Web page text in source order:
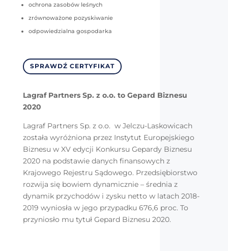
ochrona zasobów leśnych
zrównoważone pozyskiwanie
odpowiedzialna gospodarka
SPRAWDŹ CERTYFIKAT
Lagraf Partners Sp. z o.o. to Gepard Biznesu
2020
Lagraf Partners Sp. z o.o. w Jelczu-Laskowicach
została wyróżniona przez Instytut Europejskiego
Biznesu w XV edycji Konkursu Gepardy Biznesu
2020 na podstawie danych finansowych z
Krajowego Rejestru Sądowego. Przedsiębiorstwo
rozwija się bowiem dynamicznie – średnia z
dynamik przychodów i zysku netto w latach 2018-
2019 wyniosła w jego przypadku 676,6 proc. To
przyniosło mu tytuł Gepard Biznesu 2020.